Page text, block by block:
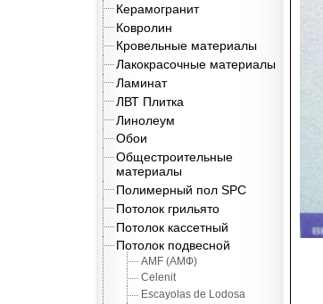
Керамогранит
Ковролин
Кровельные материалы
Лакокрасочные материалы
Ламинат
ЛВТ Плитка
Линолеум
Обои
Общестроительные
материалы
Полимерный пол SPC
Потолок грильято
Потолок кассетный
Потолок подвесной
AMF (АМФ)
Celenit
Escayolas de Lodosa